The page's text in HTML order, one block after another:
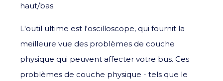
haut/bas.
L'outil ultime est l'oscilloscope, qui fournit la
meilleure vue des problèmes de couche
physique qui peuvent affecter votre bus. Ces
problèmes de couche physique - tels que le